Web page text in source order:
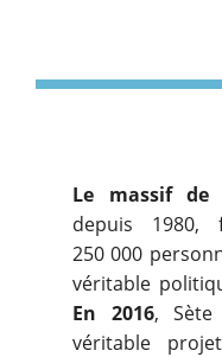
Le massif de
depuis
250 000
véritable
En 2016, Sète
véritable